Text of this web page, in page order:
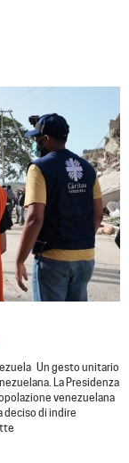
Un gesto unitario
La Presidenza
venezuelana
deciso di indire